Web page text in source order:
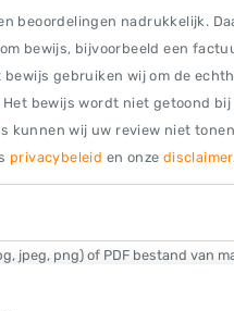
beoordelingen nadrukkelijk.
bewijs, bijvoorbeeld een
bewijs gebruiken wij om de
bewijs wordt niet getoond bij
kunnen wij uw review niet
privacybeleid en onze disclaimer.
jpeg, png) of PDF bestand van